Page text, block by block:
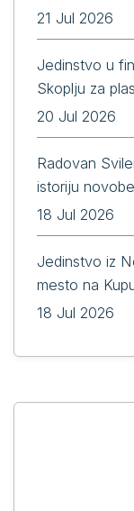
21 Jul 2026
Jedinstvo u
Skoplju za
20 Jul 2026
Radovan
istoriju
18 Jul 2026
Jedinstvo iz
mesto na
18 Jul 2026